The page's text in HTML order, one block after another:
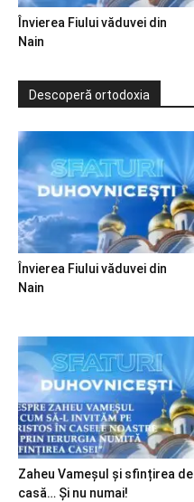
Învierea Fiului văduvei din
Nain
Descoperă ortodoxia
Învierea Fiului văduvei din
Nain
Zaheu Vameșul și sfințirea de
casă… Și nu numai!